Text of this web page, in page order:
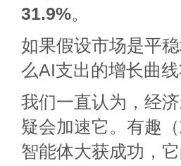
31.9%。
如果假设市场是平
么AI支出的增长曲线
我们一直认为，经
疑会加速它。有趣
智能体大获成功，